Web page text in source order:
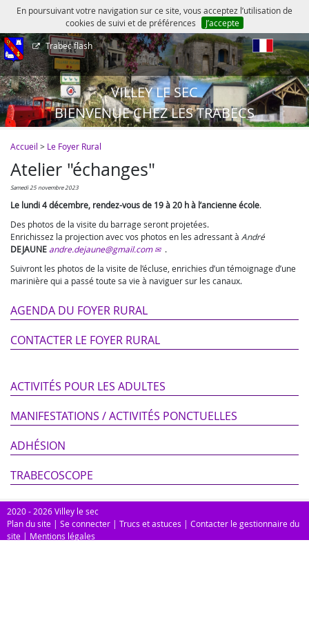
En poursuivant votre navigation sur ce site, vous acceptez l’utilisation de
cookies de suivi et de préférences
J’accepte
Trabec flash
VILLEY LE SEC
BIENVENUE CHEZ LES TRABECS
Accueil > Le Foyer Rural
Atelier "échanges"
samedi 25 novembre 2023
Le lundi 4 décembre, rendez-vous de 19 à 20 h à l’ancienne école.
Des photos de la visite du barrage seront projetées.
Enrichissez la projection avec vos photos en les adressant à André
DEJAUNE andre.dejaune@gmail.com
.
Suivront les photos de la visite de l’écluse, enrichies d’un témoignage d’une
marinière qui a passé toute sa vie à naviguer sur les canaux.
AGENDA DU FOYER RURAL
CONTACTER LE FOYER RURAL
ACTIVITÉS POUR LES ADULTES
MANIFESTATIONS / ACTIVITÉS PONCTUELLES
ADHÉSION
TRABECOSCOPE
2020 - 2026 Villey le sec
Plan du site | Se connecter | Trucs et astuces | Contacter le gestionnaire du
site | Mentions légales